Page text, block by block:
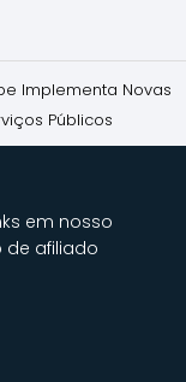
Implementa Novas
Públicos
em nosso
de afiliado